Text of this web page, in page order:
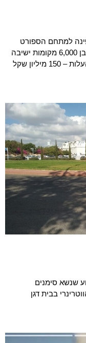
למתחם הספורט
העירוני החדש במרכז עינב, שיכלול אצטדיון בן 6,000 מקומות ישיבה
שקל
שנשא סימנים
בבית דגן